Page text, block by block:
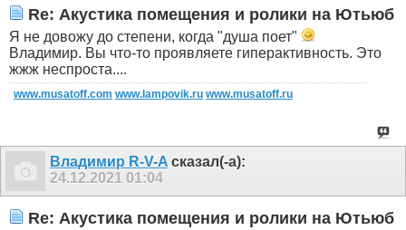
Re: Акустика помещения и ролики на Ютьюб
Я не довожу до степени, когда "душа поет"
Владимир. Вы что-то проявляете гиперактивность. Это
жжж неспроста....
www.musatoff.com www.lampovik.ru www.musatoff.ru
Владимир R-V-A сказал(-а):
24.12.2021 01:04
Re: Акустика помещения и ролики на Ютьюб